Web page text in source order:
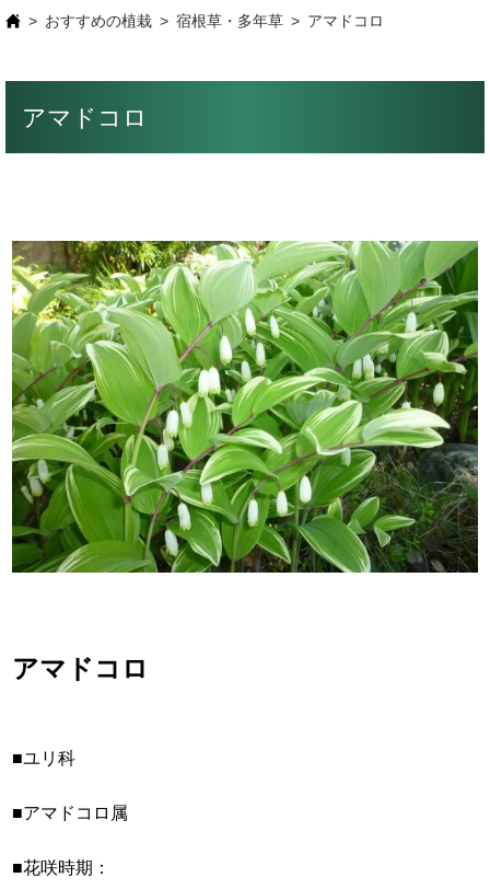
おすすめの植栽 宿根草・多年草 アマドコロ
アマドコロ
アマドコロ
■ユリ科
■アマドコロ属
■花咲時期：